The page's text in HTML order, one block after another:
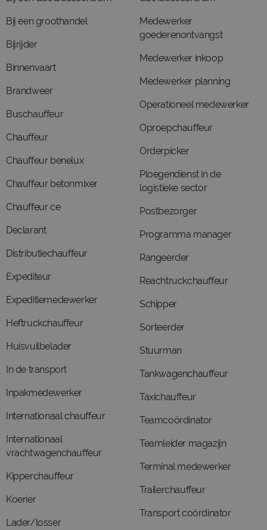
Bij een groothandel
Bijrijder
Binnenvaart
Brandweer
Buschauffeur
Chauffeur
Chauffeur benelux
Chauffeur betonmixer
Chauffeur ce
Declarant
Distributiechauffeur
Expediteur
Expeditiemedewerker
Heftruckchauffeur
Huisvuilbelader
In de transport
Inpakmedewerker
Internationaal chauffeur
Internationaal
vrachtwagenchauffeur
Kipperchauffeur
Koerier
Lader/losser
Medewerker
goederenontvangst
Medewerker inkoop
Medewerker planning
Operationeel medewerker
Oproepchauffeur
Orderpicker
Ploegendienst in de
logistieke sector
Postbezorger
Programma manager
Rangeerder
Reachtruckchauffeur
Schipper
Sorteerder
Stuurman
Tankwagenchauffeur
Taxichauffeur
Teamcoördinator
Teamleider magazijn
Terminal medewerker
Trailerchauffeur
Transport coördinator